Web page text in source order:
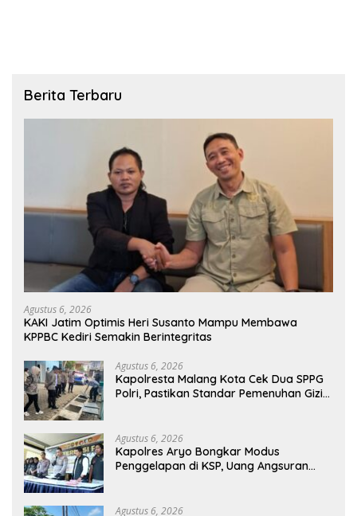
Berita Terbaru
Agustus 6, 2026
KAKI Jatim Optimis Heri Susanto Mampu Membawa
KPPBC Kediri Semakin Berintegritas
Agustus 6, 2026
Kapolresta Malang Kota Cek Dua SPPG
Polri, Pastikan Standar Pemenuhan Gizi
Agustus 6, 2026
Kapolres Aryo Bongkar Modus
Penggelapan di KSP, Uang Angsuran
Agustus 6, 2026